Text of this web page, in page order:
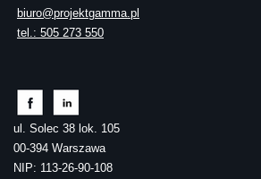
biuro@projektgamma.pl
tel.: 505 273 550
ul. Solec 38 lok. 105
00-394 Warszawa
NIP: 113-26-90-108